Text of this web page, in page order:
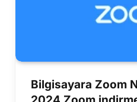
Bilgisayara Zoom